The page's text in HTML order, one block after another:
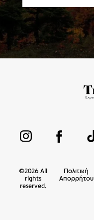
©2026 All
rights
reserved.
Πολιτική
Απορρήτου